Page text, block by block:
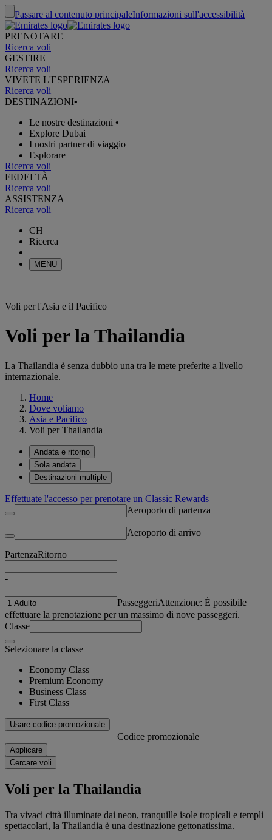
Passare al contenuto principaleInformazioni sull'accessibilità
PRENOTARE
Ricerca voli
GESTIRE
Ricerca voli
VIVETE L'ESPERIENZA
Ricerca voli
DESTINAZIONI•
Le nostre destinazioni •
Explore Dubai
I nostri partner di viaggio
Esplorare
Ricerca voli
FEDELTÀ
Ricerca voli
ASSISTENZA
Ricerca voli
CH
Ricerca
MENU
Voli per l'Asia e il Pacifico
Voli per la Thailandia
La Thailandia è senza dubbio una tra le mete preferite a livello
internazionale.
Home
Dove voliamo
Asia e Pacifico
Voli per Thailandia
Andata e ritorno
Sola andata
Destinazioni multiple
Effettuate l'accesso per prenotare un Classic Rewards
Aeroporto di partenza
Aeroporto di arrivo
PartenzaRitorno
-
PasseggeriAttenzione: È possibile
effettuare la prenotazione per un massimo di nove passeggeri.
Classe
Selezionare la classe
Economy Class
Premium Economy
Business Class
First Class
Usare codice promozionale
Codice promozionale
Applicare
Cercare voli
Voli per la Thailandia
Tra vivaci città illuminate dai neon, tranquille isole tropicali e templi
spettacolari, la Thailandia è una destinazione gettonatissima.